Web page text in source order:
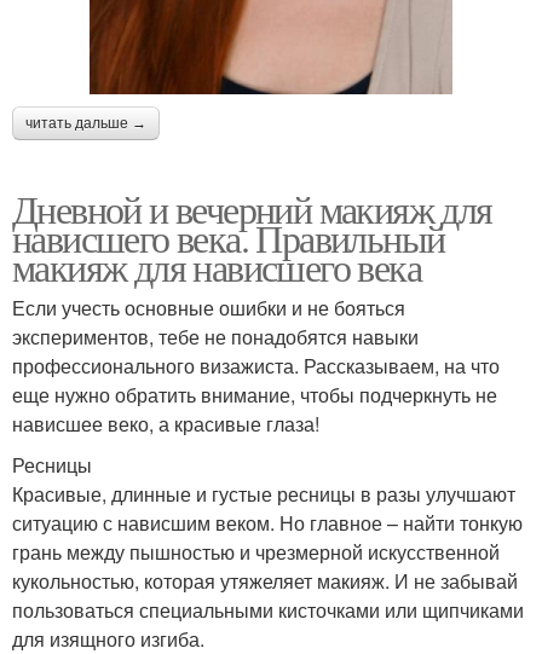
читать дальше →
Дневной и вечерний макияж для
нависшего века. Правильный
макияж для нависшего века
Если учесть основные ошибки и не бояться
экспериментов, тебе не понадобятся навыки
профессионального визажиста. Рассказываем, на что
еще нужно обратить внимание, чтобы подчеркнуть не
нависшее веко, а красивые глаза!
Ресницы
Красивые, длинные и густые ресницы в разы улучшают
ситуацию с нависшим веком. Но главное – найти тонкую
грань между пышностью и чрезмерной искусственной
кукольностью, которая утяжеляет макияж. И не забывай
пользоваться специальными кисточками или щипчиками
для изящного изгиба.